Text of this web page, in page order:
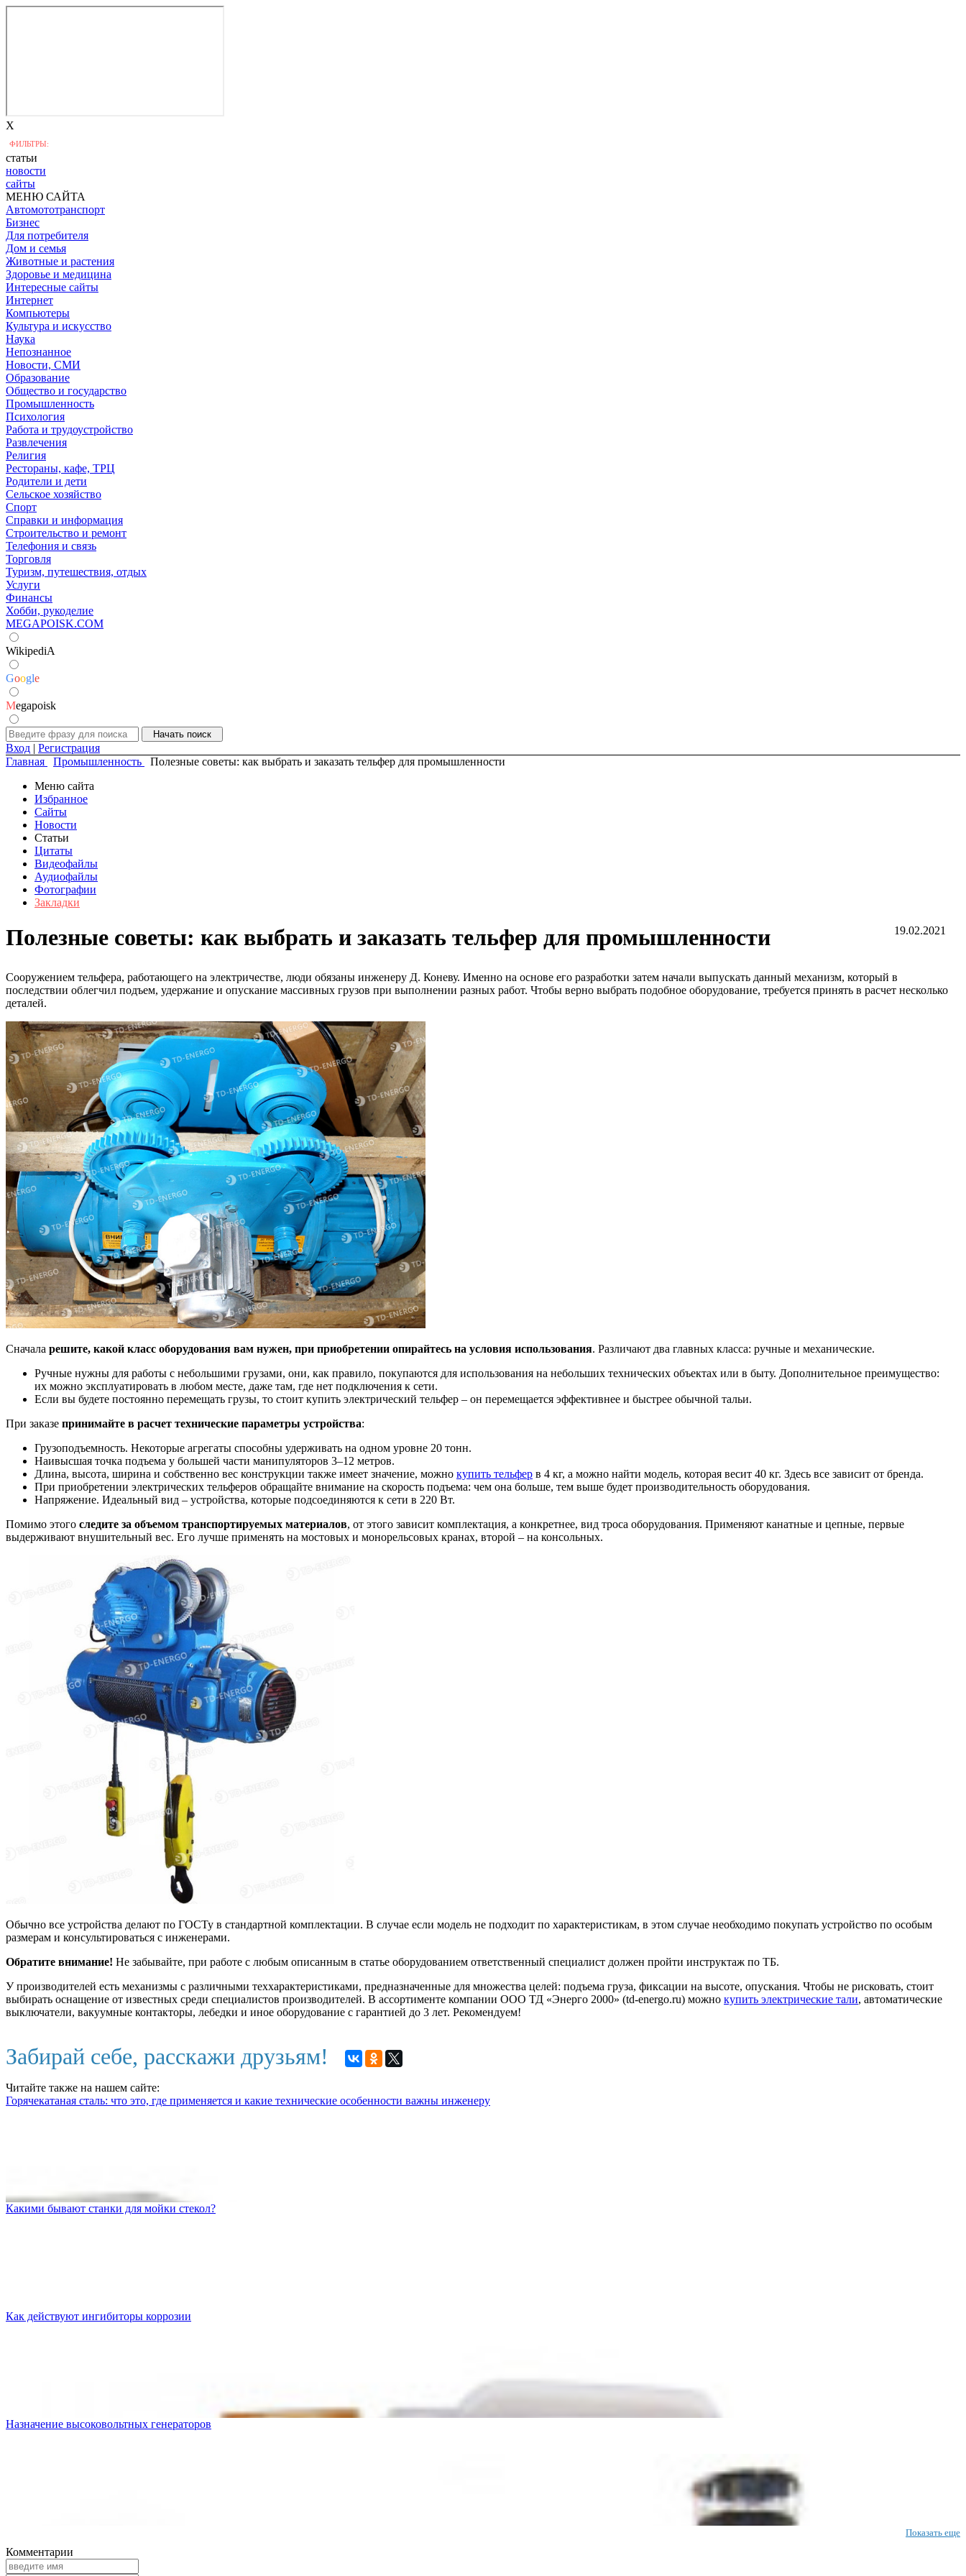
X
ФИЛЬТРЫ:
статьи
новости
сайты
МЕНЮ САЙТА
Автомототранспорт
Бизнес
Для потребителя
Дом и семья
Животные и растения
Здоровье и медицина
Интересные сайты
Интернет
Компьютеры
Культура и искусство
Наука
Непознанное
Новости, СМИ
Образование
Общество и государство
Промышленность
Психология
Работа и трудоустройство
Развлечения
Религия
Рестораны, кафе, ТРЦ
Родители и дети
Сельское хозяйство
Спорт
Справки и информация
Строительство и ремонт
Телефония и связь
Торговля
Туризм, путешествия, отдых
Услуги
Финансы
Хобби, рукоделие
MEGAPOISK.COM
WikipediA
Google
Megapoisk
Вход | Регистрация
Главная
Промышленность
Полезные советы: как выбрать и заказать тельфер для промышленности
Меню сайта
Избранное
Сайты
Новости
Статьи
Цитаты
Видеофайлы
Аудиофайлы
Фотографии
Закладки
19.02.2021
Полезные советы: как выбрать и заказать тельфер для промышленности
Сооружением тельфера, работающего на электричестве, люди обязаны инженеру Д. Коневу. Именно на основе его разработки затем начали выпускать данный механизм, который в
последствии облегчил подъем, удержание и опускание массивных грузов при выполнении разных работ. Чтобы верно выбрать подобное оборудование, требуется принять в расчет несколько
деталей.
Сначала решите, какой класс оборудования вам нужен, при приобретении опирайтесь на условия использования. Различают два главных класса: ручные и механические.
Ручные нужны для работы с небольшими грузами, они, как правило, покупаются для использования на небольших технических объектах или в быту. Дополнительное преимущество:
их можно эксплуатировать в любом месте, даже там, где нет подключения к сети.
Если вы будете постоянно перемещать грузы, то стоит купить электрический тельфер – он перемещается эффективнее и быстрее обычной тальи.
При заказе принимайте в расчет технические параметры устройства:
Грузоподъемность. Некоторые агрегаты способны удерживать на одном уровне 20 тонн.
Наивысшая точка подъема у большей части манипуляторов 3–12 метров.
Длина, высота, ширина и собственно вес конструкции также имеет значение, можно купить тельфер в 4 кг, а можно найти модель, которая весит 40 кг. Здесь все зависит от бренда.
При приобретении электрических тельферов обращайте внимание на скорость подъема: чем она больше, тем выше будет производительность оборудования.
Напряжение. Идеальный вид – устройства, которые подсоединяются к сети в 220 Вт.
Помимо этого следите за объемом транспортируемых материалов, от этого зависит комплектация, а конкретнее, вид троса оборудования. Применяют канатные и цепные, первые
выдерживают внушительный вес. Его лучше применять на мостовых и монорельсовых кранах, второй – на консольных.
Обычно все устройства делают по ГОСТу в стандартной комплектации. В случае если модель не подходит по характеристикам, в этом случае необходимо покупать устройство по особым
размерам и консультироваться с инженерами.
Обратите внимание! Не забывайте, при работе с любым описанным в статье оборудованием ответственный специалист должен пройти инструктаж по ТБ.
У производителей есть механизмы с различными теххарактеристиками, предназначенные для множества целей: подъема груза, фиксации на высоте, опускания. Чтобы не рисковать, стоит
выбирать оснащение от известных среди специалистов производителей. В ассортименте компании ООО ТД «Энерго 2000» (td-energo.ru) можно купить электрические тали, автоматические
выключатели, вакуумные контакторы, лебедки и иное оборудование с гарантией до 3 лет. Рекомендуем!
Забирай себе, расскажи друзьям!
Читайте также на нашем сайте:
Горячекатаная сталь: что это, где применяется и какие технические особенности важны инженеру
Какими бывают станки для мойки стекол?
Как действуют ингибиторы коррозии
Назначение высоковольтных генераторов
Показать еще
Комментарии